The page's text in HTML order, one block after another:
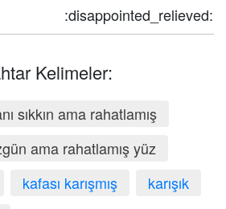
:disappointed_relieved:
Kelimeler:
sıkkın ama rahatlamış
ama rahatlamış yüz
kafası karışmış
karışık